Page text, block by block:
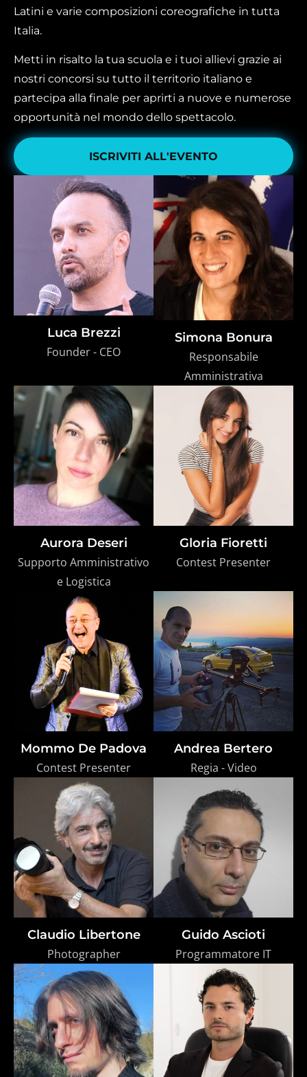
Latini e varie composizioni coreografiche in tutta
Italia.
Metti in risalto la tua scuola e i tuoi allievi grazie ai
nostri concorsi su tutto il territorio italiano e
partecipa alla finale per aprirti a nuove e numerose
opportunità nel mondo dello spettacolo.
ISCRIVITI ALL'EVENTO
Luca Brezzi
Founder - CEO
Simona Bonura
Responsabile
Amministrativa
Aurora Deseri
Supporto Amministrativo
e Logistica
Gloria Fioretti
Contest Presenter
Mommo De Padova
Contest Presenter
Andrea Bertero
Regia - Video
Claudio Libertone
Photographer
Guido Ascioti
Programmatore IT